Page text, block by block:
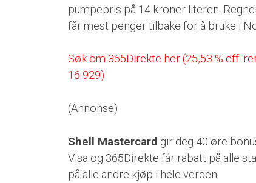
pumpepris på 14 kroner literen.
får mest penger tilbake for å bruke i
Søk om 365Direkte her (25,53 % eff.
16 929)
(Annonse)
Shell Mastercard gir deg 40 øre
Visa og 365Direkte får rabatt på alle
på alle andre kjøp i hele verden.